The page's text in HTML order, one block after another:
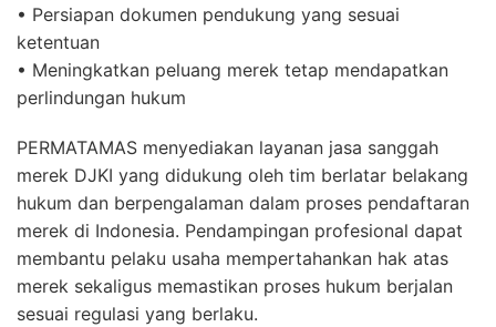
• Persiapan dokumen pendukung yang sesuai
ketentuan
• Meningkatkan peluang merek tetap mendapatkan
perlindungan hukum
PERMATAMAS menyediakan layanan jasa sanggah
merek DJKI yang didukung oleh tim berlatar belakang
hukum dan berpengalaman dalam proses pendaftaran
merek di Indonesia. Pendampingan profesional dapat
membantu pelaku usaha mempertahankan hak atas
merek sekaligus memastikan proses hukum berjalan
sesuai regulasi yang berlaku.